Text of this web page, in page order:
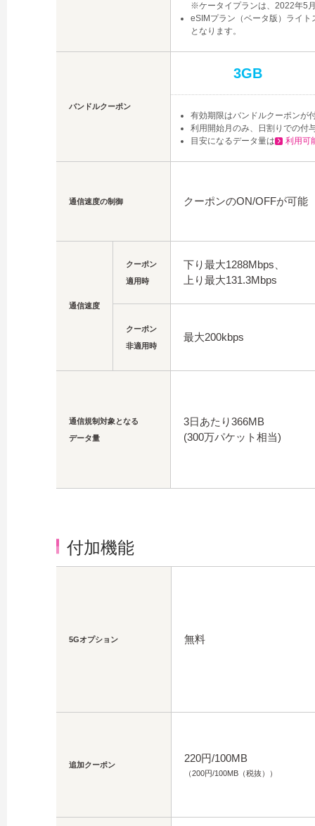
※ケータイプランは、2022年5
eSIMプラン（ベータ版）ライ
となります。
バンドルクーポン
3GB
有効期限はバンドルクーポンが
利用開始月のみ、日割りでの付
目安になるデータ量は
利用可
通信速度の制御 クーポンのON/OFFが可能
通信速度
クーポン
適用時
下り最大1288Mbps、
上り最大131.3Mbps
クーポン
非適用時
最大200kbps
通信規制対象となる
データ量
3日あたり366MB
(300万パケット相当)
付加機能
5Gオプション 無料
追加クーポン
220円/100MB
（200円/100MB（税抜））